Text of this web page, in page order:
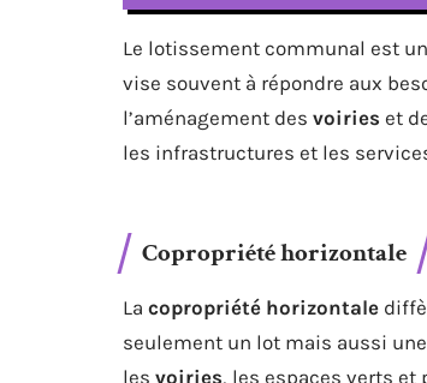
Le lotissement communal est
vise souvent à répondre aux
l’aménagement des voiries et
les infrastructures et les
Copropriété horizontale
La copropriété horizontale
seulement un lot mais aussi
les voiries, les espaces verts